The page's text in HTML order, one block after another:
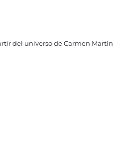
del universo de Carmen Martín